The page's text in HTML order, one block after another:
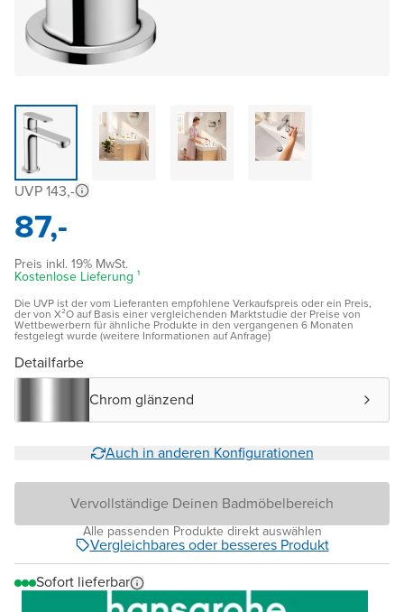
UVP 143,-
87,-
Preis inkl. 19% MwSt.
Kostenlose Lieferung ¹
Die UVP ist der vom Lieferanten empfohlene Verkaufspreis oder ein Preis,
der von X²O auf Basis einer vergleichenden Marktstudie der Preise von
Wettbewerbern für ähnliche Produkte in den vergangenen 6 Monaten
festgelegt wurde (weitere Informationen auf Anfrage)
Detailfarbe
Chrom glänzend
Auch in anderen Konfigurationen
Vervollständige Deinen Badmöbelbereich
Alle passenden Produkte direkt auswählen
Vergleichbares oder besseres Produkt
Sofort lieferbar